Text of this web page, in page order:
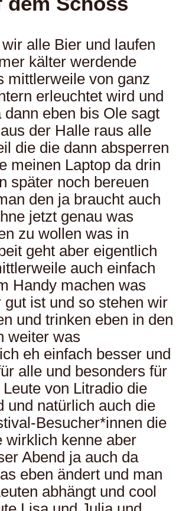
alle Bier und laufen
kälter werdende
mittlerweile von ganz
erleuchtet wird und
dann eben bis Ole sagt
der Halle raus alle
die die dann absperren
meinen Laptop da drin
später noch bereuen
den ja braucht auch
jetzt genau was
zu wollen was in
geht aber eigentlich
auch einfach
Handy machen was
gut ist und so stehen wir
und trinken eben in den
weiter was
eh einfach besser und
alle und besonders für
von Litradio die
und natürlich auch die
Besucher*innen die
wirklich kenne aber
Abend ja auch da
eben ändert und man
abhängt und cool